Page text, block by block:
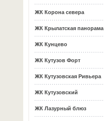
ЖК Корона севера
ЖК Крылатская панорама
ЖК Кунцево
ЖК Кутузов Форт
ЖК Кутузовская Ривьера
ЖК Кутузовский
ЖК Лазурный блюз